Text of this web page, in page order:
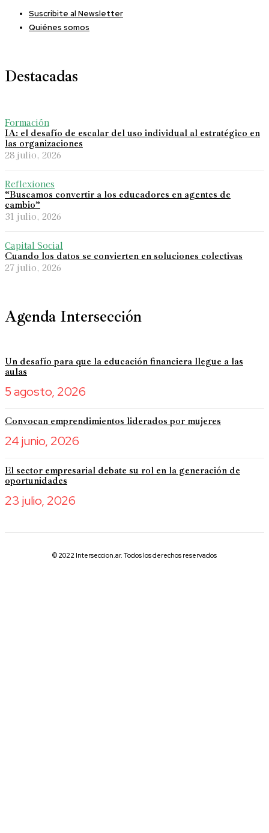
Suscribite al Newsletter
Quiénes somos
Destacadas
Formación
IA: el desafío de escalar del uso individual al estratégico en
las organizaciones
28 julio, 2026
Reflexiones
“Buscamos convertir a los educadores en agentes de
cambio”
31 julio, 2026
Capital Social
Cuando los datos se convierten en soluciones colectivas
27 julio, 2026
Agenda Intersección
Un desafío para que la educación financiera llegue a las
aulas
5 agosto, 2026
Convocan emprendimientos liderados por mujeres
24 junio, 2026
El sector empresarial debate su rol en la generación de
oportunidades
23 julio, 2026
© 2022 Interseccion.ar. Todos los derechos reservados